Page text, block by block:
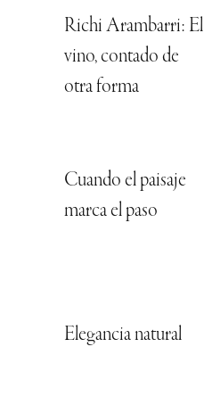
Richi Arambarri: El
vino, contado de
otra forma
Cuando el paisaje
marca el paso
Elegancia natural